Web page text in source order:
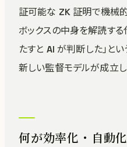
証可能な ZK 証明で機械的
ボックスの中身を解読する
たすと AI が判断した」と
新しい監督モデルが成立し
何が効率化・自動